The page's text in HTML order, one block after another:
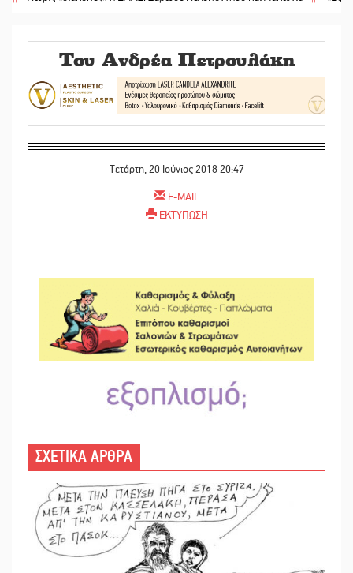
Του Ανδρέα Πετρουλάκη
Τετάρτη, 20 Ιούνιος 2018 20:47
E-MAIL
ΕΚΤΥΠΩΣΗ
ΣΧΕΤΙΚΑ ΑΡΘΡΑ